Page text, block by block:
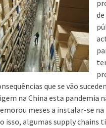
de
que se vão
na China esta pandemia
meses a instalar-se na
isso, algumas supply chains